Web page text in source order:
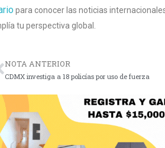
para conocer las noticias
tu perspectiva global.
NOTA ANTERIOR
CDMX investiga a 18 policías por uso de fuerza